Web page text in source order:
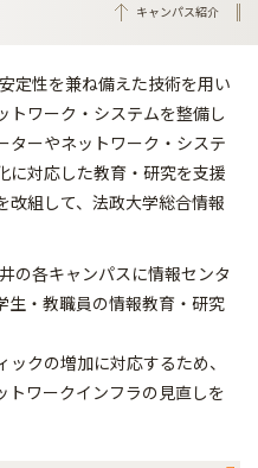
キャンパス紹介
定性を兼ね備えた技術を用い
トワーク・システムを整備し
ターやネットワーク・システ
に対応した教育・研究を支援
改組して、法政大学総合情報
の各キャンパスに情報センタ
生・教職員の情報教育・研究
クの増加に対応するため、
トワークインフラの見直しを